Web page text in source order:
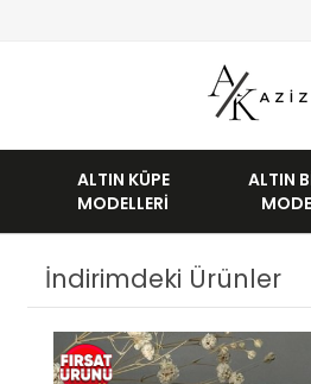
ALTIN KÜPE
MODELLERI
ALTIN
İndirimdeki Ürünler